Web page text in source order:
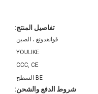
تفاصيل المنتج:
قوانغدونغ ، الصين
YOULIKE
CCC, CE
BE السطح
شروط الدفع والشحن: